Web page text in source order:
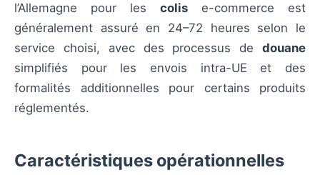
l’Allemagne pour les colis e-commerce est
généralement assuré en 24–72 heures selon le
service choisi, avec des processus de douane
simplifiés pour les envois intra-UE et des
formalités additionnelles pour certains produits
réglementés.
Caractéristiques opérationnelles